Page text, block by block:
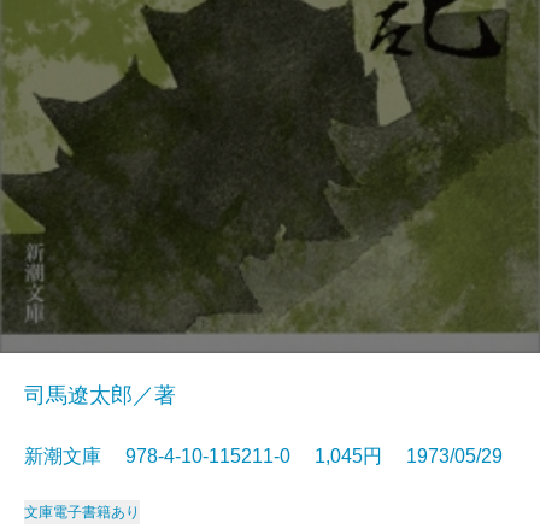
司馬遼太郎／著
新潮文庫 978-4-10-115211-0 1,045円 1973/05/29
文庫電子書籍あり